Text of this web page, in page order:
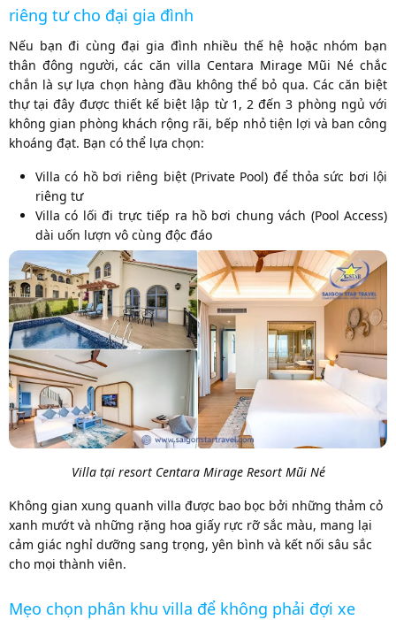
riêng tư cho đại gia đình
Nếu bạn đi cùng đại gia đình nhiều thế hệ hoặc nhóm bạn
thân đông người, các căn villa Centara Mirage Mũi Né chắc
chắn là sự lựa chọn hàng đầu không thể bỏ qua. Các căn biệt
thự tại đây được thiết kế biệt lập từ 1, 2 đến 3 phòng ngủ với
không gian phòng khách rộng rãi, bếp nhỏ tiện lợi và ban công
khoáng đạt. Bạn có thể lựa chọn:
Villa có hồ bơi riêng biệt (Private Pool) để thỏa sức bơi lội
riêng tư
Villa có lối đi trực tiếp ra hồ bơi chung vách (Pool Access)
dài uốn lượn vô cùng độc đáo
Villa tại resort Centara Mirage Resort Mũi Né
Không gian xung quanh villa được bao bọc bởi những thảm cỏ
xanh mướt và những rặng hoa giấy rực rỡ sắc màu, mang lại
cảm giác nghỉ dưỡng sang trọng, yên bình và kết nối sâu sắc
cho mọi thành viên.
Mẹo chọn phân khu villa để không phải đợi xe